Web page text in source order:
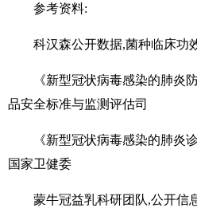
参考资料:
科汉森公开数据,菌种临床功效
《新型冠状病毒感染的肺炎
品安全标准与监测评估司
《新型冠状病毒感染的肺炎
国家卫健委
蒙牛冠益乳科研团队,公开信息